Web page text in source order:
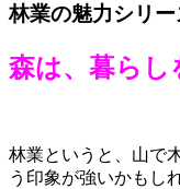
林業の魅力シリ
森は、暮らし
林業というと、山で
う印象が強いかもし